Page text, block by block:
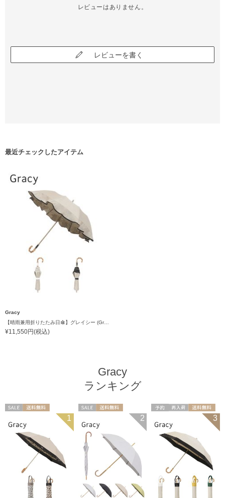
レビューはありません。
レビューを書く
最近チェックしたアイテム
Gracy
【晴雨兼用折りたたみ日傘】グレイシー (Gracy) Natural frill 一級遮光99.99% 遮熱 UV99％
¥11,550円(税込)
Gracy
ランキング
ギフト向け
1
ギフト向け
2
送料無料
ギフト向け
3